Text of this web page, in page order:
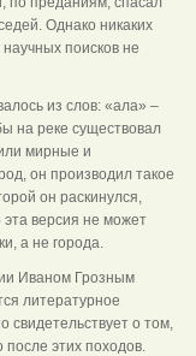
Однако никаких
поисков не
из слов: «ала» –
на реке существовал
мирные и
он производил такое
он раскинулся,
версия не может
а не города.
Иваном Грозным
литературное
свидетельствует о том,
после этих походов.